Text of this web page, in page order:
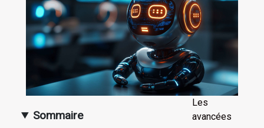
Sommaire
Les
avancées